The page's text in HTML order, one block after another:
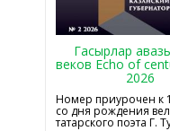
Гасырлар
веков Echo of
2026
Номер приурочен к
со дня рождения
татарского поэта Г.